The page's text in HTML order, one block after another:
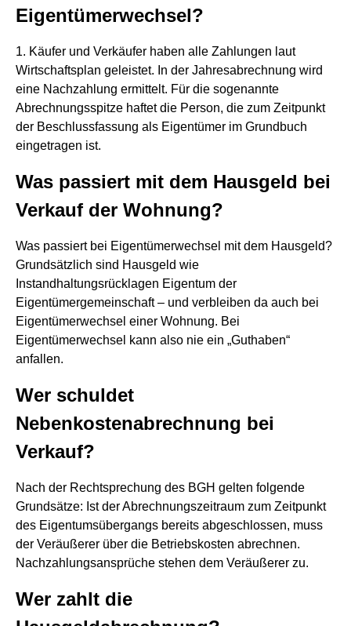
Eigentümerwechsel?
1. Käufer und Verkäufer haben alle Zahlungen laut
Wirtschaftsplan geleistet. In der Jahresabrechnung wird
eine Nachzahlung ermittelt. Für die sogenannte
Abrechnungsspitze haftet die Person, die zum Zeitpunkt
der Beschlussfassung als Eigentümer im Grundbuch
eingetragen ist.
Was passiert mit dem Hausgeld bei
Verkauf der Wohnung?
Was passiert bei Eigentümerwechsel mit dem Hausgeld?
Grundsätzlich sind Hausgeld wie
Instandhaltungsrücklagen Eigentum der
Eigentümergemeinschaft – und verbleiben da auch bei
Eigentümerwechsel einer Wohnung. Bei
Eigentümerwechsel kann also nie ein „Guthaben“
anfallen.
Wer schuldet
Nebenkostenabrechnung bei
Verkauf?
Nach der Rechtsprechung des BGH gelten folgende
Grundsätze: Ist der Abrechnungszeitraum zum Zeitpunkt
des Eigentumsübergangs bereits abgeschlossen, muss
der Veräußerer über die Betriebskosten abrechnen.
Nachzahlungsansprüche stehen dem Veräußerer zu.
Wer zahlt die